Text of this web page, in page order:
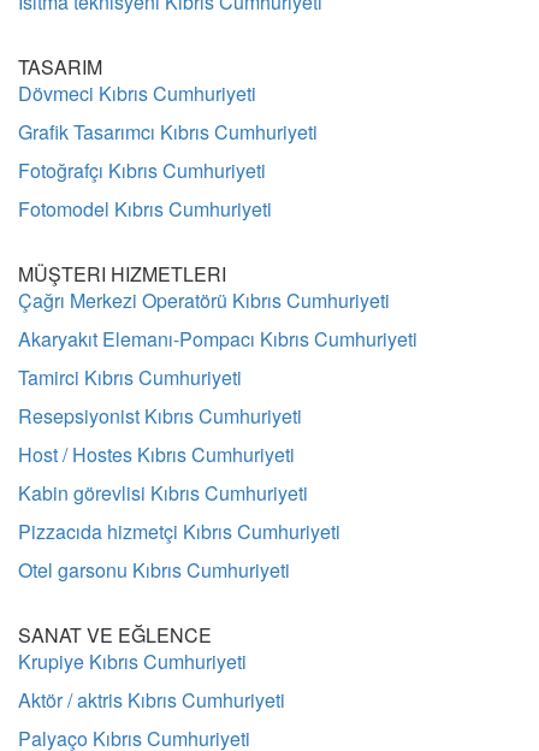
TASARIM
Dövmeci Kıbrıs Cumhuriyeti
Grafik Tasarımcı Kıbrıs Cumhuriyeti
Fotoğrafçı Kıbrıs Cumhuriyeti
Fotomodel Kıbrıs Cumhuriyeti
MÜŞTERI HIZMETLERI
Çağrı Merkezi Operatörü Kıbrıs Cumhuriyeti
Akaryakıt Elemanı-Pompacı Kıbrıs Cumhuriyeti
Tamirci Kıbrıs Cumhuriyeti
Resepsiyonist Kıbrıs Cumhuriyeti
Host / Hostes Kıbrıs Cumhuriyeti
Kabin görevlisi Kıbrıs Cumhuriyeti
Pizzacıda hizmetçi Kıbrıs Cumhuriyeti
Otel garsonu Kıbrıs Cumhuriyeti
SANAT VE EĞLENCE
Krupiye Kıbrıs Cumhuriyeti
Aktör / aktris Kıbrıs Cumhuriyeti
Palyaço Kıbrıs Cumhuriyeti